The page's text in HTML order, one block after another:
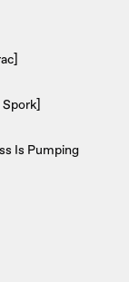
Is Pumping